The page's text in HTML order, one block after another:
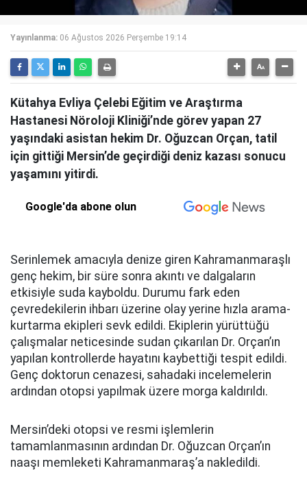
Yayınlanma: 06 Ağustos 2026 Perşembe 19:14
Kütahya Evliya Çelebi Eğitim ve Araştırma
Hastanesi Nöroloji Kliniği’nde görev yapan 27
yaşındaki asistan hekim Dr. Oğuzcan Orçan, tatil
için gittiği Mersin’de geçirdiği deniz kazası sonucu
yaşamını yitirdi.
Google'da abone olun
Serinlemek amacıyla denize giren Kahramanmaraşlı
genç hekim, bir süre sonra akıntı ve dalgaların
etkisiyle suda kayboldu. Durumu fark eden
çevredekilerin ihbarı üzerine olay yerine hızla arama-
kurtarma ekipleri sevk edildi. Ekiplerin yürüttüğü
çalışmalar neticesinde sudan çıkarılan Dr. Orçan’ın
yapılan kontrollerde hayatını kaybettiği tespit edildi.
Genç doktorun cenazesi, sahadaki incelemelerin
ardından otopsi yapılmak üzere morga kaldırıldı.
Mersin’deki otopsi ve resmi işlemlerin
tamamlanmasının ardından Dr. Oğuzcan Orçan’ın
naaşı memleketi Kahramanmaraş’a nakledildi.